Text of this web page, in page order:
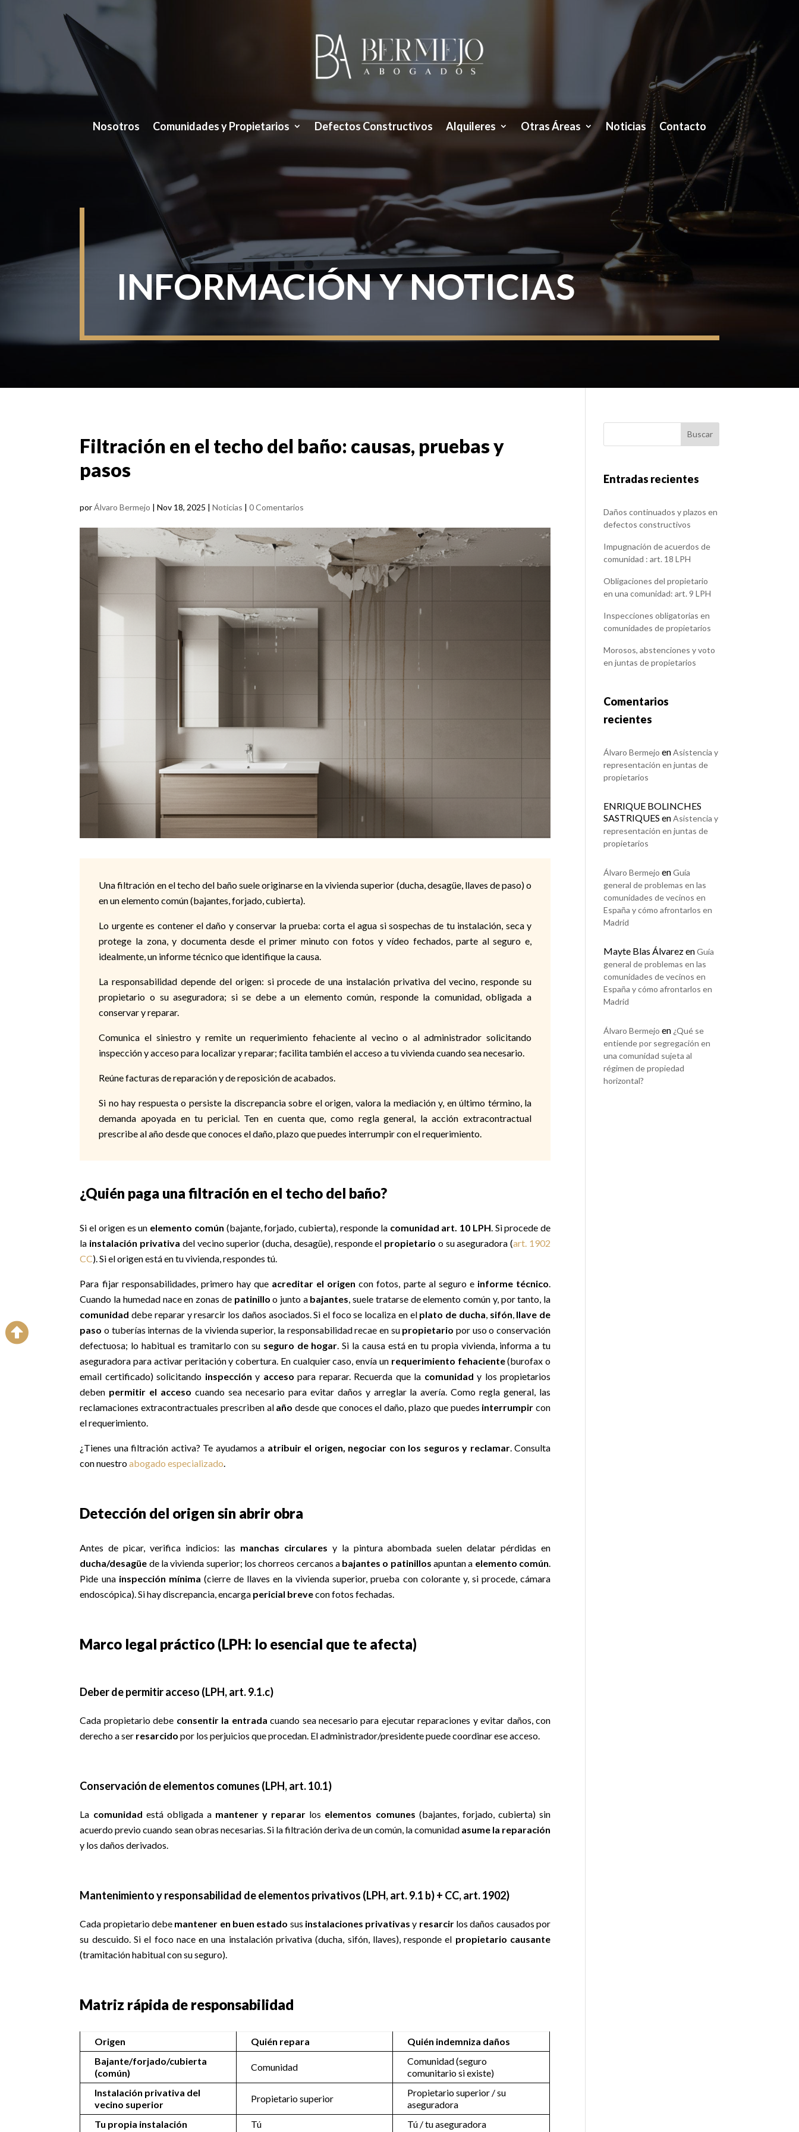
Nosotros Comunidades y Propietarios Defectos Constructivos Alquileres Otras Áreas Noticias Contacto
INFORMACIÓN Y NOTICIAS
Filtración en el techo del baño: causas, pruebas y
pasos
porÁlvaro Bermejo |Nov 18, 2025 |Noticias |0 Comentarios
Una filtración en el techo del baño suele originarse en la vivienda superior (ducha, desagüe, llaves de paso) o
en un elemento común (bajantes, forjado, cubierta).
Lo urgente es contener el daño y conservar la prueba: corta el agua si sospechas de tu instalación, seca y
protege la zona, y documenta desde el primer minuto con fotos y vídeo fechados, parte al seguro e,
idealmente, un informe técnico que identifique la causa.
La responsabilidad depende del origen: si procede de una instalación privativa del vecino, responde su
propietario o su aseguradora; si se debe a un elemento común, responde la comunidad, obligada a
conservar y reparar.
Comunica el siniestro y remite un requerimiento fehaciente al vecino o al administrador solicitando
inspección y acceso para localizar y reparar; facilita también el acceso a tu vivienda cuando sea necesario.
Reúne facturas de reparación y de reposición de acabados.
Si no hay respuesta o persiste la discrepancia sobre el origen, valora la mediación y, en último término, la
demanda apoyada en tu pericial. Ten en cuenta que, como regla general, la acción extracontractual
prescribe al año desde que conoces el daño, plazo que puedes interrumpir con el requerimiento.
¿Quién paga una filtración en el techo del baño?
Si el origen es un elemento común (bajante, forjado, cubierta), responde la comunidad art. 10 LPH . Si procede de
la instalación privativa del vecino superior (ducha, desagüe), responde el propietario o su aseguradora (art. 1902
CC). Si el origen está en tu vivienda, respondes tú.
Para fijar responsabilidades, primero hay que acreditar el origen con fotos, parte al seguro e informe técnico
Cuando la humedad nace en zonas de patinillo o junto a bajantes , suele tratarse de elemento común y, por tanto, la
comunidad debe reparar y resarcir los daños asociados. Si el foco se localiza en el plato de ducha sifón llave de
paso o tuberías internas de la vivienda superior, la responsabilidad recae en su propietario por uso o conservación
defectuosa; lo habitual es tramitarlo con su seguro de hogar . Si la causa está en tu propia vivienda, informa a tu
aseguradora para activar peritación y cobertura. En cualquier caso, envía un requerimiento fehaciente(burofax o
email certificado) solicitando inspección y acceso para reparar. Recuerda que la comunidad y los propietarios
deben permitir el acceso cuando sea necesario para evitar daños y arreglar la avería. Como regla general, las
reclamaciones extracontractuales prescriben al año desde que conoces el daño, plazo que puedes interrumpir con
el requerimiento.
¿Tienes una filtración activa? Te ayudamos a atribuir el origen, negociar con los seguros y reclamar. Consulta
con nuestroabogado especializado
Detección del origen sin abrir obra
Antes de picar, verifica indicios: las manchas circulares y la pintura abombada suelen delatar pérdidas en
ducha/desagüe de la vivienda superior; los chorreos cercanos a bajantes o patinillos apuntan a elemento común
Pide una inspección mínima (cierre de llaves en la vivienda superior, prueba con colorante y, si procede, cámara
endoscópica). Si hay discrepancia, encarga pericial brevecon fotos fechadas.
Marco legal práctico (LPH: lo esencial que te afecta)
Deber de permitir acceso (LPH, art. 9.1.c)
Cada propietario debe consentir la entrada cuando sea necesario para ejecutar reparaciones y evitar daños, con
derecho a ser resarcido por los perjuicios que procedan. El administrador/presidente puede coordinar ese acceso.
Conservación de elementos comunes (LPH, art. 10.1)
La comunidad está obligada a mantener y reparar los elementos comunes (bajantes, forjado, cubierta) sin
acuerdo previo cuando sean obras necesarias. Si la filtración deriva de un común, la comunidad asume la reparación
y los daños derivados.
Mantenimiento y responsabilidad de elementos privativos (LPH, art. 9.1 b) + CC, art. 1902)
Cada propietario debe mantener en buen estado sus instalaciones privativas y resarcirlos daños causados por
su descuido. Si el foco nace en una instalación privativa (ducha, sifón, llaves), responde el propietario causante
(tramitación habitual con su seguro).
Matriz rápida de responsabilidad
Origen Quién repara
Quién indemniza daños
Bajante/forjado/cubierta
(común)
Comunidad
Comunidad (seguro
comunitario si existe)
Instalación privativa del
vecino superior
Propietario superior
Propietario superior / su
aseguradora
Tu propia instalación
Tú Tú / tu aseguradora
Buscar
Entradas recientes
Daños continuados y plazos en
defectos constructivos
Impugnación de acuerdos de
comunidad : art. 18 LPH
Obligaciones del propietario
en una comunidad: art. 9 LPH
Inspecciones obligatorias en
comunidades de propietarios
Morosos, abstenciones y voto
en juntas de propietarios
Comentarios
recientes
Álvaro Bermejo enAsistencia y
representación en juntas de
propietarios
ENRIQUE BOLINCHES
SASTRIQUES enAsistencia y
representación en juntas de
propietarios
Álvaro Bermejo enGuía
general de problemas en las
comunidades de vecinos en
España y cómo afrontarlos en
Madrid
Mayte Blas ÁlvarezenGuía
general de problemas en las
comunidades de vecinos en
España y cómo afrontarlos en
Madrid
Álvaro Bermejo en ¿Qué se
entiende por segregación en
una comunidad sujeta al
régimen de propiedad
horizontal?
